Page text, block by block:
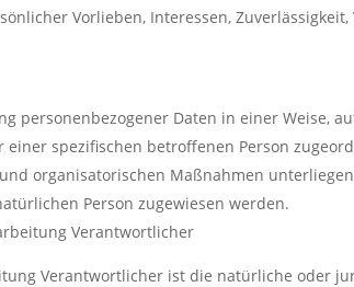
Vorlieben, Interessen,
personenbezogener Daten in einer Weise,
spezifischen betroffenen Person
organisatorischen Maßnahmen
Person zugewiesen werden.
Verantwortlicher
Verantwortlicher ist die natürliche oder